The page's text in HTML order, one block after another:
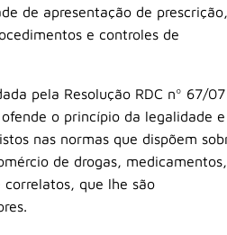
de apresentação de prescrição,
e controles de
pela Resolução RDC nº 67/07
o princípio da legalidade e
nas normas que dispõem
de drogas, medicamentos,
que lhe são